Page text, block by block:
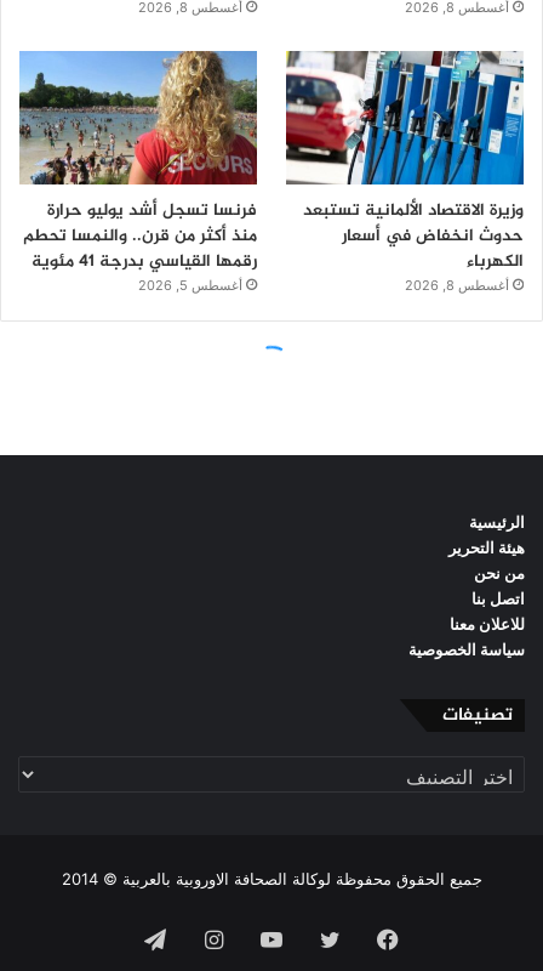
الرئيسية
هيئة التحرير
من نحن
اتصل بنا
للاعلان معنا
سياسة الخصوصية
تصنيفات
تصنيفات
جميع الحقوق محفوظة لوكالة الصحافة الاوروبية بالعربية © 2014
فيسبوك تويتر يوتيوبانستقرامتيلقرام